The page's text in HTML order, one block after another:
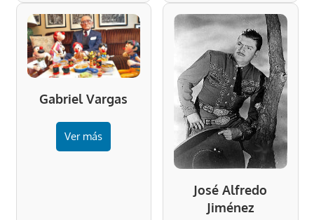
Gabriel Vargas
Ver más
José Alfredo
Jiménez